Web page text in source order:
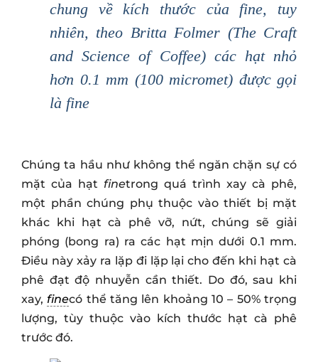
chung về kích thước của fine, tuy
nhiên, theo Britta Folmer (The Craft
and Science of Coffee) các hạt nhỏ
hơn 0.1 mm (100 micromet) được gọi
là fine
Chúng ta hầu như không thể ngăn chặn sự có
mặt của hạt finetrong quá trình xay cà phê,
một phần chúng phụ thuộc vào thiết bị mặt
khác khi hạt cà phê vỡ, nứt, chúng sẽ giải
phóng (bong ra) ra các hạt mịn dưới 0.1 mm.
Điều này xảy ra lặp đi lặp lại cho đến khi hạt cà
phê đạt độ nhuyễn cần thiết. Do đó, sau khi
xay, finecó thể tăng lên khoảng 10 – 50% trọng
lượng, tùy thuộc vào kích thước hạt cà phê
trước đó.